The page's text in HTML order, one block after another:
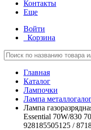
Контакты
Еще
Войти
Корзина
Главная
Каталог
Лампочки
Лампа
Лампа
Essential 70W/830
928185505125 /